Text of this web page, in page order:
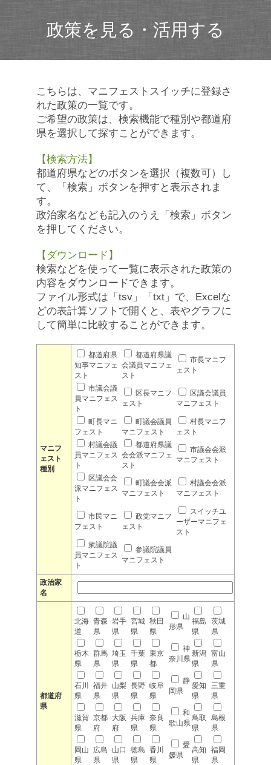
政策を見る・活用する
こちらは、マニフェストスイッチに登録さ
れた政策の一覧です。
ご希望の政策は、検索機能で種別や都道府
県を選択して探すことができます。
【検索方法】
都道府県などのボタンを選択（複数可）し
て、「検索」ボタンを押すと表示されま
す。
政治家名なども記入のうえ「検索」ボタン
を押してください。
【ダウンロード】
検索などを使って一覧に表示された政策の
内容をダウンロードできます。
ファイル形式は「tsv」「txt」で、Excelな
どの表計算ソフトで開くと、表やグラフに
して簡単に比較することができます。
マニフ
ェスト
種別
都道府県
知事マニフェ
スト
都道府県議
会議員マニフェ
スト
市長マニフ
ェスト
市議会議
員マニフェス
ト
区長マニフ
ェスト
区議会議員
マニフェスト
町長マニ
フェスト
町議会議員
マニフェスト
村長マニフ
ェスト
村議会議
員マニフェス
ト
都道府県議
会会派マニフェ
スト
市議会会派
マニフェスト
区議会会
派マニフェス
ト
町議会会派
マニフェスト
村議会会派
マニフェスト
市民マニ
フェスト
政党マニフ
ェスト
スイッチユ
ーザーマニフェ
スト
衆議院議
員マニフェス
ト
参議院議員
マニフェスト
政治家
名
都道府
県
北海
道
青森
県
岩手
県
宮城
県
秋田
県
山
形県
福島
県
茨城
県
栃木
県
群馬
県
埼玉
県
千葉
県
東京
都
神
奈川県
新潟
県
富山
県
石川
県
福井
県
山梨
県
長野
県
岐阜
県
静
岡県
愛知
県
三重
県
滋賀
県
京都
府
大阪
府
兵庫
県
奈良
県
和
歌山県
鳥取
県
島根
県
岡山
県
広島
県
山口
県
徳島
県
香川
県
愛
媛県
高知
県
福岡
県